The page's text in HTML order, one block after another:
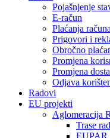
Pojašnjenje
E-račun
Plaćanja računa
Prigovori i
Obročno
Promjena
Promjena
Odjava
Radovi
EU projekti
Aglomeracija
Trase
EUPAR